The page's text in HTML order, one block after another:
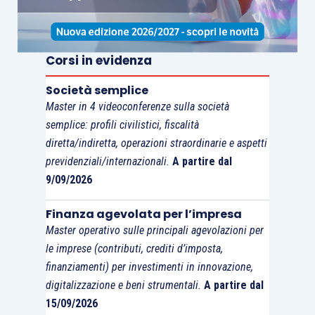
conseguimento del credito il cui importo,
anche se non materialmente incassato,
viene, comunque, utilizzato
conseguente “…tassabilità in capo al socio
rinunciatario del credito, anche se non
materialmente incassato ma conseguito ed
utilizzato, tramite la rinuncia, in favore della
società e, quindi, la obbligatorietà in capo a
quest’ultima di operare la ritenuta ex articolo
25 D.P.R. 600/73”;
in una controversia avente per oggetto la
rinuncia eseguita dal socio
amministratore al credito da questi
vantato per il trattamento di fine mandato,
la Suprema Corte ha ritenuto che, “…
Corsi in evidenza
Società semplice
Master in 4 videoconferenze sulla società
semplice: profili civilistici, fiscalità
diretta/indiretta, operazioni straordinarie e aspetti
previdenziali/internazionali. A partire dal
9/09/2026
Finanza agevolata per l’impresa
Master operativo sulle principali agevolazioni per
le imprese (contributi, crediti d’imposta,
finanziamenti) per investimenti in innovazione,
digitalizzazione e beni strumentali. A partire dal
15/09/2026